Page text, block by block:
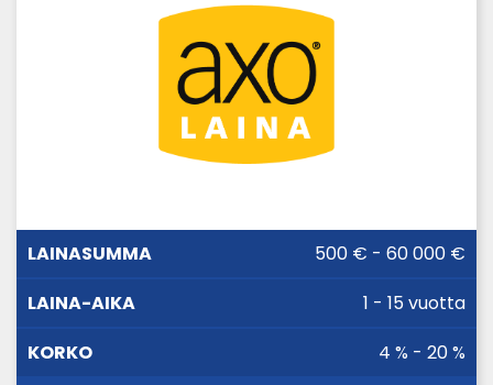
LAINASUMMA KORKO500 € - 60 000 €
1 - 15 vuotta
4 % - 20 %